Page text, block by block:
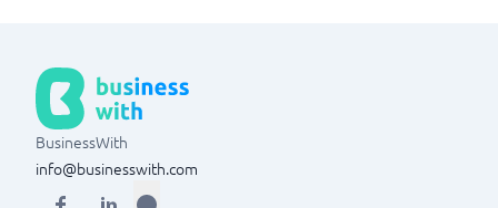
BusinessWith
info@businesswith.com